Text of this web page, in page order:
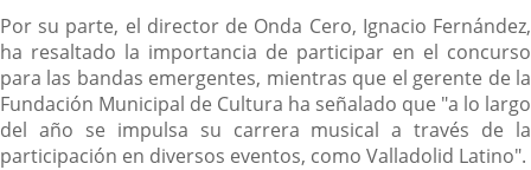
Por su parte, el director de Onda Cero, Ignacio Fernández,
ha resaltado la importancia de participar en el concurso
para las bandas emergentes, mientras que el gerente de la
Fundación Municipal de Cultura ha señalado que "a lo largo
del año se impulsa su carrera musical a través de la
participación en diversos eventos, como Valladolid Latino".